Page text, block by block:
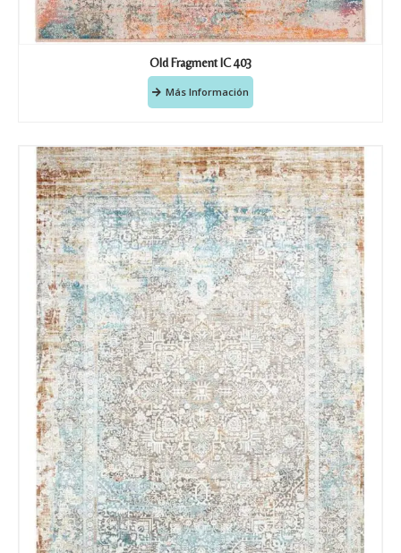
Old Fragment IC 403
Más Información